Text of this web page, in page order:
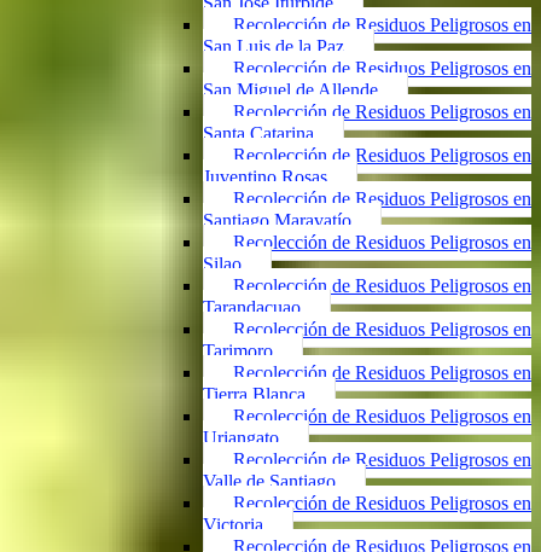
Recolección de Residuos Peligrosos en
San Luis de la Paz
Recolección de Residuos Peligrosos en
San Miguel de Allende
Recolección de Residuos Peligrosos en
Santa Catarina
Recolección de Residuos Peligrosos en
Juventino Rosas
Recolección de Residuos Peligrosos en
Santiago Maravatío
Recolección de Residuos Peligrosos en
Silao
Recolección de Residuos Peligrosos en
Tarandacuao
Recolección de Residuos Peligrosos en
Tarimoro
Recolección de Residuos Peligrosos en
Tierra Blanca
Recolección de Residuos Peligrosos en
Uriangato
Recolección de Residuos Peligrosos en
Valle de Santiago
Recolección de Residuos Peligrosos en
Victoria
Recolección de Residuos Peligrosos en